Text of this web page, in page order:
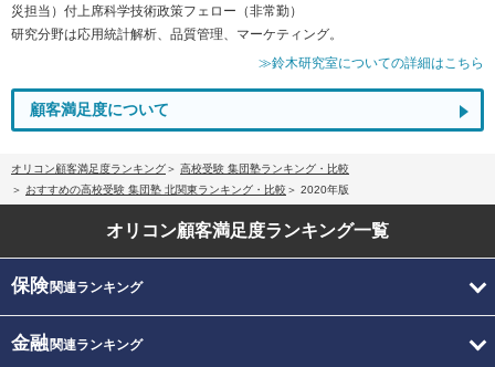
災担当）付上席科学技術政策フェロー（非常勤）
研究分野は応用統計解析、品質管理、マーケティング。
≫鈴木研究室についての詳細はこちら
顧客満足度について
オリコン顧客満足度ランキング
高校受験 集団塾ランキング・比較
おすすめの高校受験 集団塾 北関東ランキング・比較
2020年版
オリコン顧客満足度ランキング一覧
保険関連ランキング
金融関連ランキング